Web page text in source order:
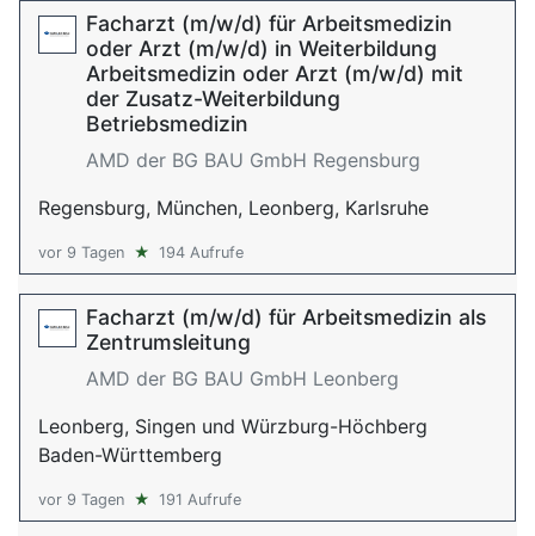
Facharzt (m/w/d) für Arbeitsmedizin
oder Arzt (m/w/d) in Weiterbildung
Arbeitsmedizin oder Arzt (m/w/d) mit
der Zusatz-Weiterbildung
Betriebsmedizin
AMD der BG BAU GmbH Regensburg
Regensburg, München, Leonberg, Karlsruhe
vor 9 Tagen ★ 194 Aufrufe
Facharzt (m/w/d) für Arbeitsmedizin als
Zentrumsleitung
AMD der BG BAU GmbH Leonberg
Leonberg, Singen und Würzburg-Höchberg
Baden-Württemberg
vor 9 Tagen ★ 191 Aufrufe